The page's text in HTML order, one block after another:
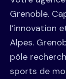
Grenoble.
l’innovation
Alpes.
pôle
sports de